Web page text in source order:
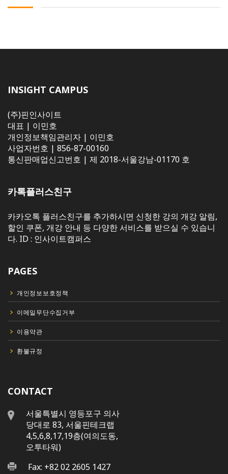
INSIGHT CAMPUS
(주)핀인사이트
대표 | 이민호
개인정보책임관리자 | 이민호
사업자번호 | 856-87-00160
통신판매업신고번호 | 제 2018-서울강남-01170 호
카톡플러스친구
카카오톡 플러스친구를 추가하시면 신청한 강의 개강 알림,
할인 쿠폰, 개강 안내 등 다양한 서비스를 받으실 수 있습니
다. ID : 인사이트캠퍼스
PAGES
개인정보보호정책
이메일무단수집거부
이용약관
환불규정
CONTACT
서울특별시 영등포구 의사
당대로 83, 서울핀테크랩
4,5,6,8,17,19층(여의도동,
오투타워)
Fax: +82 02 2605 1427